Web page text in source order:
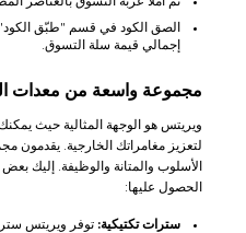
الصق الكود في قسم "طبّق
إجمالي قيمة سلة التسوق.
مجموعة واسعة من معدات
ويريتس هو الوجهة المثالية حيث
لتعزيز مغامراتك الخارجية. يقدمون
الأسلوب والمتانة والوظيفة. إليك
الحصول عليها:
سترات تكتيكية: توفر ويريتس